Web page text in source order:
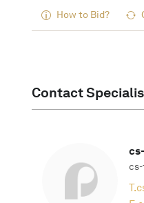
How to Bid?
Contact
T.